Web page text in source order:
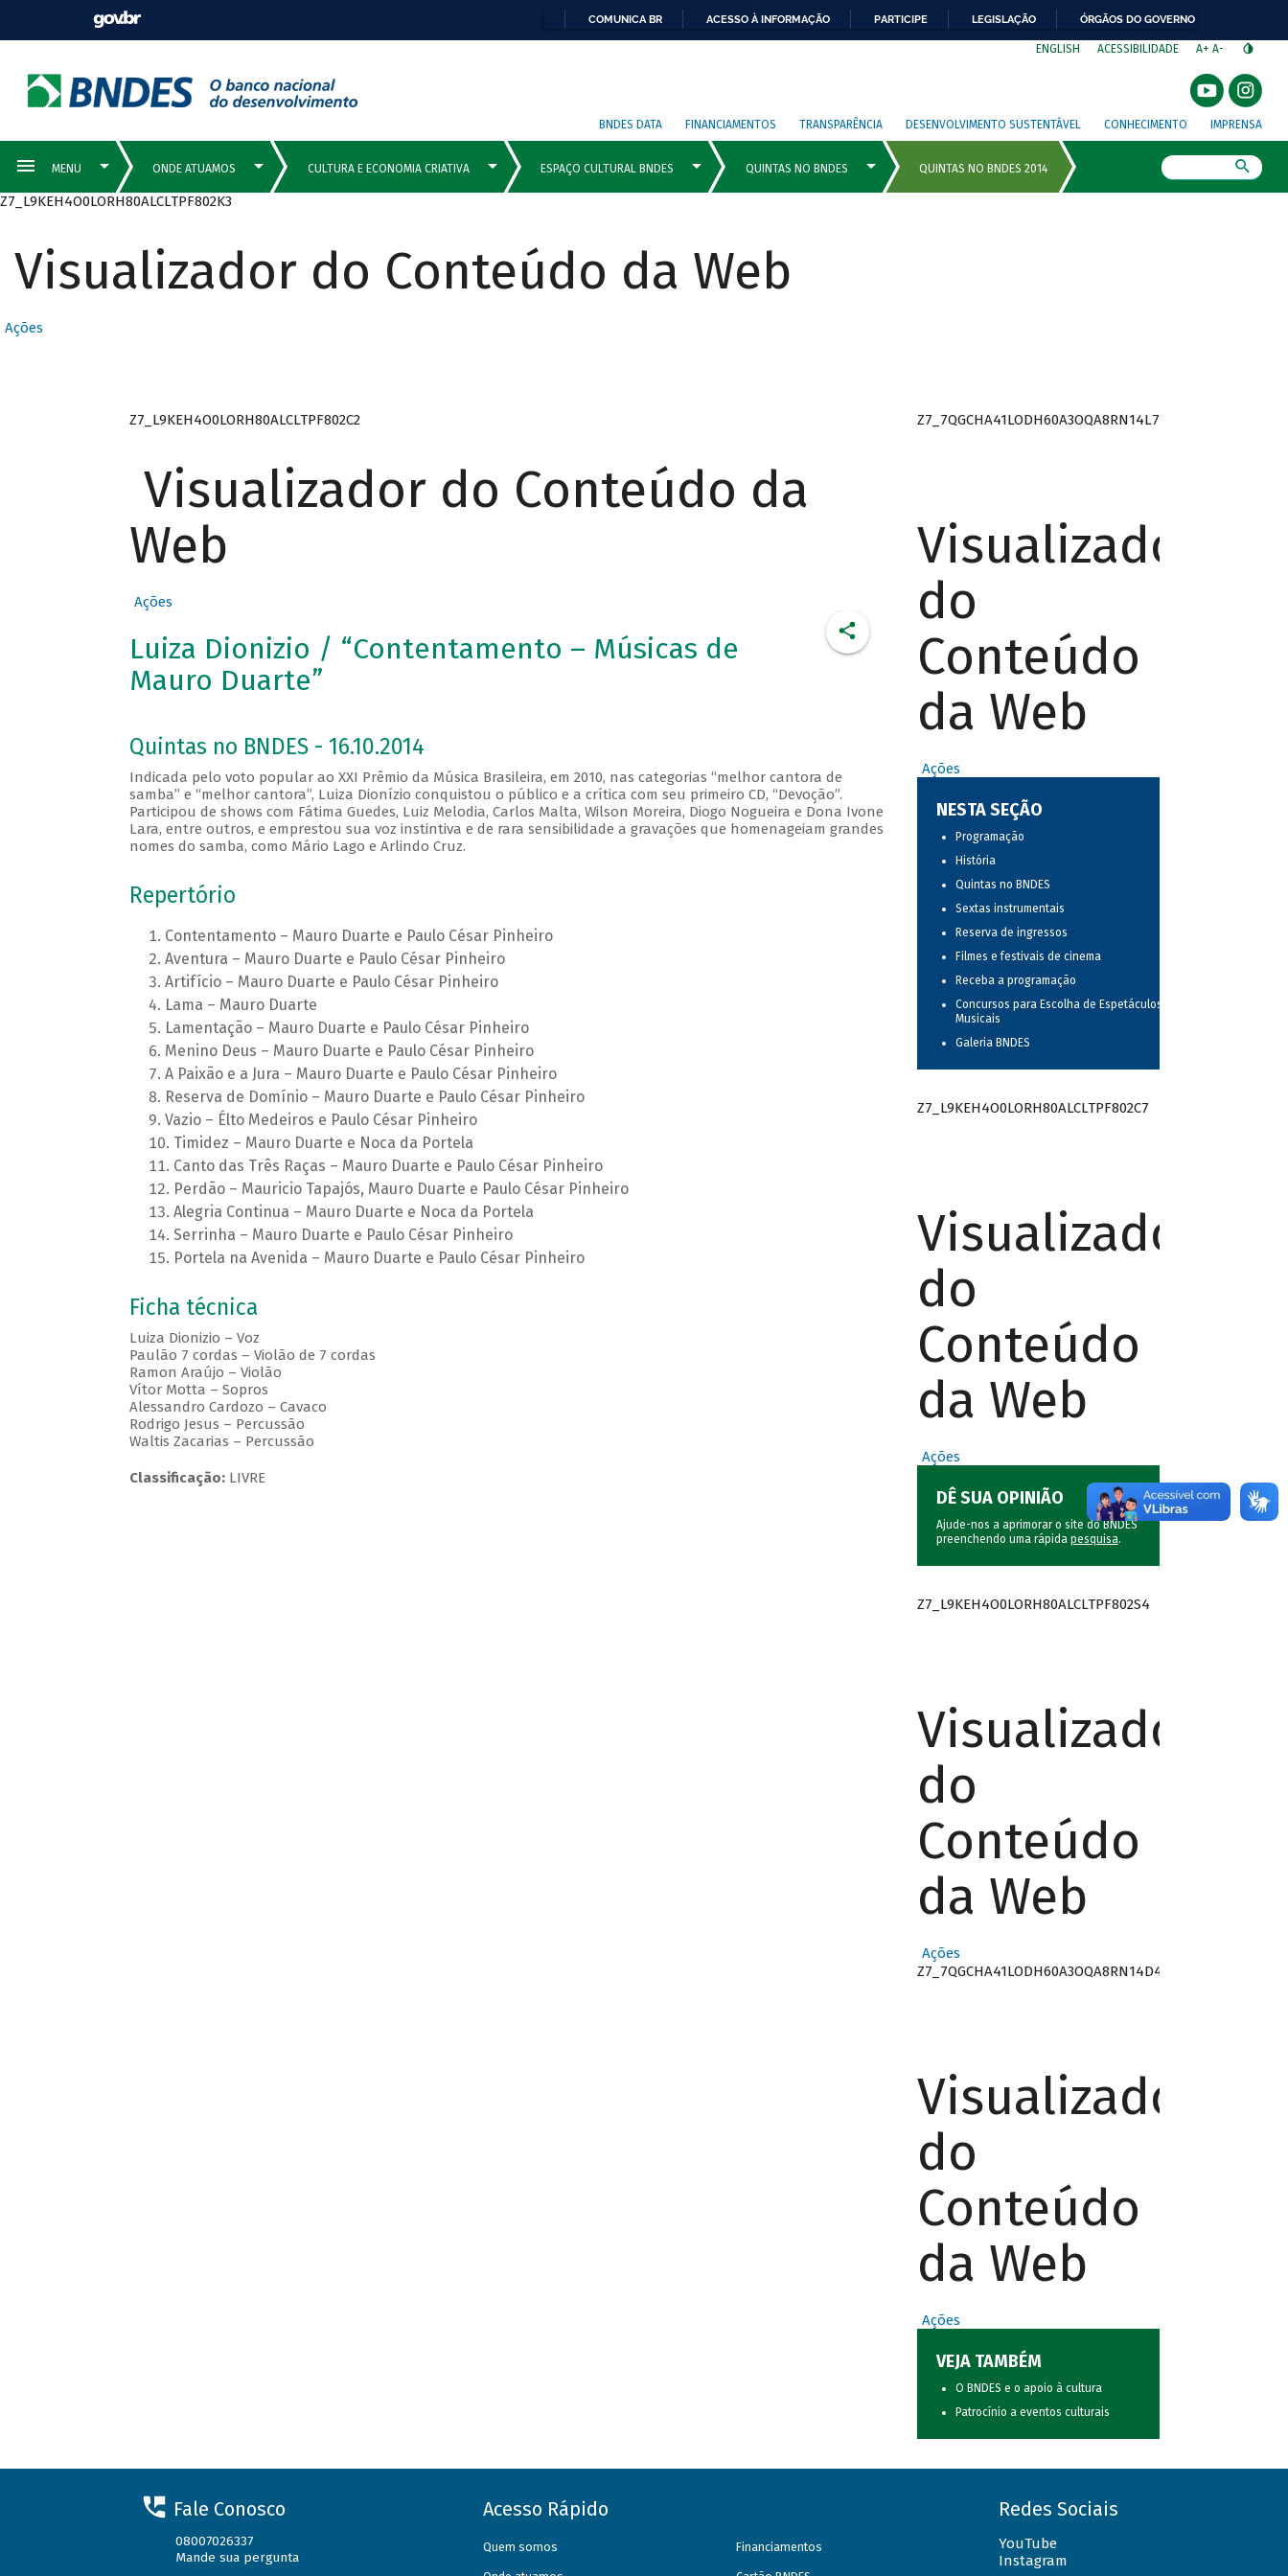
COMUNICA BR ACESSO À INFORMAÇÃO PARTICIPE LEGISLAÇÃO ÓRGÃOS DO GOVERNO
ENGLISH ACESSIBILIDADE A+ A-
BNDES DATA FINANCIAMENTOS TRANSPARÊNCIA DESENVOLVIMENTO SUSTENTÁVEL CONHECIMENTO IMPRENSA
Z7_L9KEH4O0LORH80ALCLTPF802K3
Visualizador do Conteúdo da Web
Ações
Z7_L9KEH4O0LORH80ALCLTPF802C2
Visualizador do Conteúdo da
Web
Ações
Luiza Dionizio / “Contentamento – Músicas de
Mauro Duarte”
Quintas no BNDES - 16.10.2014
Indicada pelo voto popular ao XXI Prêmio da Música Brasileira, em 2010, nas categorias “melhor cantora de
samba” e “melhor cantora”, Luiza Dionízio conquistou o público e a crítica com seu primeiro CD, “Devoção”.
Participou de shows com Fátima Guedes, Luiz Melodia, Carlos Malta, Wilson Moreira, Diogo Nogueira e Dona Ivone
Lara, entre outros, e emprestou sua voz instintiva e de rara sensibilidade a gravações que homenageiam grandes
nomes do samba, como Mário Lago e Arlindo Cruz.
Repertório
Contentamento – Mauro Duarte e Paulo César Pinheiro
Aventura – Mauro Duarte e Paulo César Pinheiro
Artifício – Mauro Duarte e Paulo César Pinheiro
Lama – Mauro Duarte
Lamentação – Mauro Duarte e Paulo César Pinheiro
Menino Deus – Mauro Duarte e Paulo César Pinheiro
A Paixão e a Jura – Mauro Duarte e Paulo César Pinheiro
Reserva de Domínio – Mauro Duarte e Paulo César Pinheiro
Vazio – Élto Medeiros e Paulo César Pinheiro
Timidez – Mauro Duarte e Noca da Portela
Canto das Três Raças – Mauro Duarte e Paulo César Pinheiro
Perdão – Mauricio Tapajós, Mauro Duarte e Paulo César Pinheiro
Alegria Continua – Mauro Duarte e Noca da Portela
Serrinha – Mauro Duarte e Paulo César Pinheiro
Portela na Avenida – Mauro Duarte e Paulo César Pinheiro
Ficha técnica
Luiza Dionizio – Voz
Paulão 7 cordas – Violão de 7 cordas
Ramon Araújo – Violão
Vítor Motta – Sopros
Alessandro Cardozo – Cavaco
Rodrigo Jesus – Percussão
Waltis Zacarias – Percussão
Classificação:LIVRE
Z7_7QGCHA41LODH60A3OQA8RN14L7
Visualizador
do
Conteúdo
da Web
Ações
NESTA SEÇÃO
Programação
História
Quintas no BNDES
Sextas instrumentais
Reserva de ingressos
Filmes e festivais de cinema
Receba a programação
Concursos para Escolha de Espetáculos
Musicais
Galeria BNDES
Z7_L9KEH4O0LORH80ALCLTPF802C7
Visualizador
do
Conteúdo
da Web
Ações
DÊ SUA OPINIÃO
Ajude-nos a aprimorar o site do BNDES
preenchendo uma rápida pesquisa.
Z7_L9KEH4O0LORH80ALCLTPF802S4
Visualizador
do
Conteúdo
da Web
Ações
Z7_7QGCHA41LODH60A3OQA8RN14D4
Visualizador
do
Conteúdo
da Web
Ações
VEJA TAMBÉM
O BNDES e o apoio à cultura
Patrocínio a eventos culturais
Fale Conosco
08007026337
Mande sua pergunta
Acesso Rápido
Quem somos Financiamentos
Redes Sociais
YouTube
Instagram